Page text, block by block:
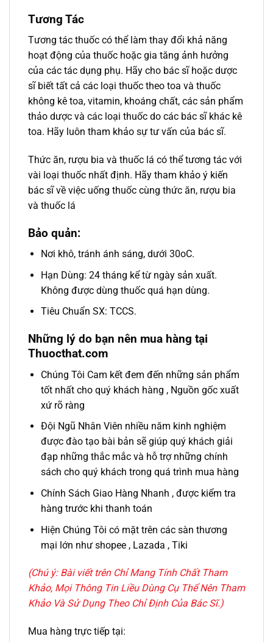
Tương Tác
Tương tác thuốc có thể làm thay đổi khả năng
hoạt động của thuốc hoặc gia tăng ảnh hưởng
của các tác dụng phụ. Hãy cho bác sĩ hoặc dược
sĩ biết tất cả các loại thuốc theo toa và thuốc
không kê toa, vitamin, khoáng chất, các sản phẩm
thảo dược và các loại thuốc do các bác sĩ khác kê
toa. Hãy luôn tham khảo sự tư vấn của bác sĩ.
Thức ăn, rượu bia và thuốc lá có thể tương tác với
vài loại thuốc nhất định. Hãy tham khảo ý kiến
bác sĩ về việc uống thuốc cùng thức ăn, rượu bia
và thuốc lá
Bảo quản:
Nơi khô, tránh ánh sáng, dưới 30oC.
Hạn Dùng: 24 tháng kể từ ngày sản xuất.
Không được dùng thuốc quá hạn dùng.
Tiêu Chuẩn SX: TCCS.
Những lý do bạn nên mua hàng tại
Thuocthat.com
Chúng Tôi Cam kết đem đến những sản phẩm
tốt nhất cho quý khách hàng , Nguồn gốc xuất
xứ rõ ràng
Đội Ngũ Nhân Viên nhiều năm kinh nghiệm
được đào tạo bài bản sẽ giúp quý khách giải
đạp những thắc mắc và hỗ trợ những chính
sách cho quý khách trong quá trình mua hàng
Chính Sách Giao Hàng Nhanh , được kiểm tra
hàng trước khi thanh toán
Hiện Chúng Tôi có mặt trên các sàn thương
mại lớn như shopee , Lazada , Tiki
(Chú ý: Bài viết trên Chỉ Mang Tính Chất Tham
Khảo, Mọi Thông Tin Liều Dùng Cụ Thể Nên Tham
Khảo Và Sử Dụng Theo Chỉ Định Của Bác Sĩ.)
Mua hàng trực tiếp tại: